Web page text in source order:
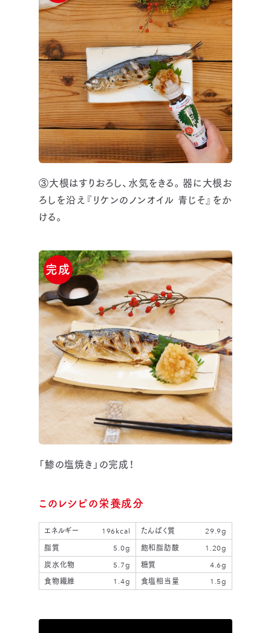
③大根はすりおろし、水気をきる。器に大根お
ろしを沿え『リケンのノンオイル 青じそ』をか
ける。
「鯵の塩焼き」の完成！
完成
このレシピの栄養成分
エネルギー 196kcal たんぱく質
29.9g
脂質
5.0g 飽和脂肪酸
1.20g
炭水化物
5.7g 糖質
4.6g
食物繊維
1.4g 食塩相当量 1.5g